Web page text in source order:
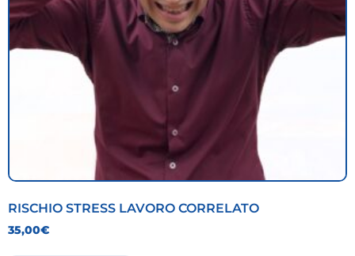
RISCHIO STRESS LAVORO CORRELATO
35,00€